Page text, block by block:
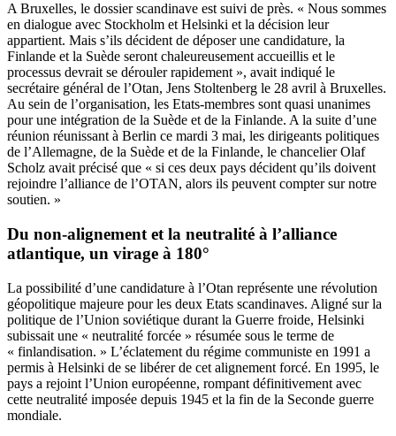
A Bruxelles, le dossier scandinave est suivi de près. « Nous sommes
en dialogue avec Stockholm et Helsinki et la décision leur
appartient. Mais s’ils décident de déposer une candidature, la
Finlande et la Suède seront chaleureusement accueillis et le
processus devrait se dérouler rapidement », avait indiqué le
secrétaire général de l’Otan, Jens Stoltenberg le 28 avril à Bruxelles.
Au sein de l’organisation, les Etats-membres sont quasi unanimes
pour une intégration de la Suède et de la Finlande. A la suite d’une
réunion réunissant à Berlin ce mardi 3 mai, les dirigeants politiques
de l’Allemagne, de la Suède et de la Finlande, le chancelier Olaf
Scholz avait précisé que « si ces deux pays décident qu’ils doivent
rejoindre l’alliance de l’OTAN, alors ils peuvent compter sur notre
soutien. »
Du non-alignement et la neutralité à l’alliance
atlantique, un virage à 180°
La possibilité d’une candidature à l’Otan représente une révolution
géopolitique majeure pour les deux Etats scandinaves. Aligné sur la
politique de l’Union soviétique durant la Guerre froide, Helsinki
subissait une « neutralité forcée » résumée sous le terme de
« finlandisation. » L’éclatement du régime communiste en 1991 a
permis à Helsinki de se libérer de cet alignement forcé. En 1995, le
pays a rejoint l’Union européenne, rompant définitivement avec
cette neutralité imposée depuis 1945 et la fin de la Seconde guerre
mondiale.